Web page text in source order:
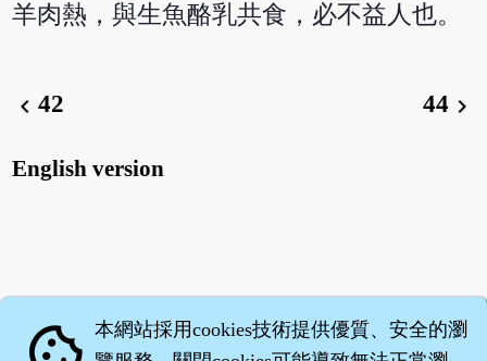
羊肉熱，與生魚酪乳共食，必不益人也。
chevron_left42 44 chevron_right
English version
本網站採用cookies技術提供優質、安全的瀏